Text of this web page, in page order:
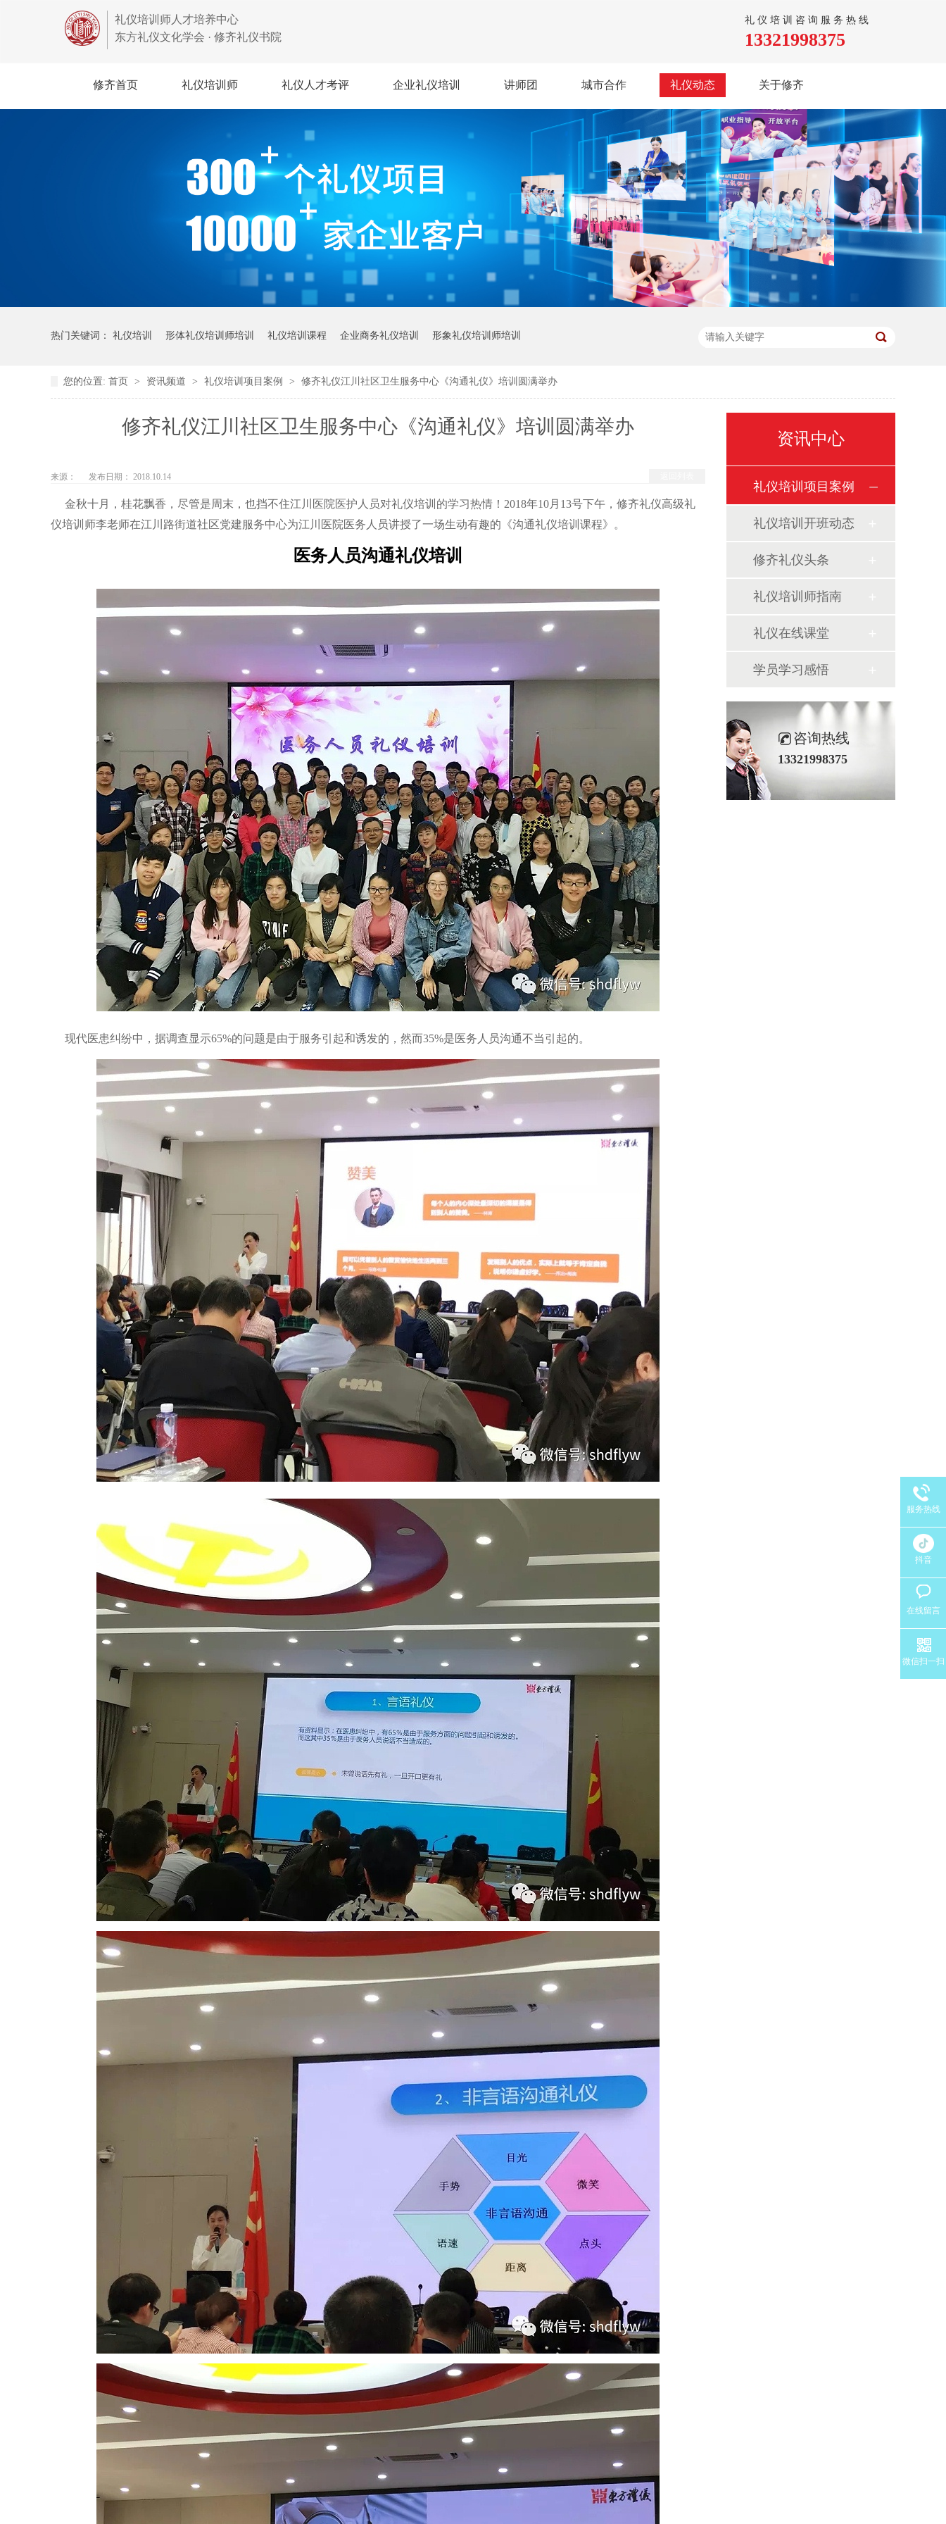
礼仪培训师人才培养中心
东方礼仪文化学会 · 修齐礼仪书院
礼仪培训咨询服务热线
13321998375
修齐首页 礼仪培训师 礼仪人才考评 企业礼仪培训 讲师团 城市合作 礼仪动态 关于修齐
热门关键词： 礼仪培训 形体礼仪培训师培训 礼仪培训课程 企业商务礼仪培训 形象礼仪培训师培训
您的位置: 首页 > 资讯频道 > 礼仪培训项目案例 > 修齐礼仪江川社区卫生服务中心《沟通礼仪》培训圆满举办
修齐礼仪江川社区卫生服务中心《沟通礼仪》培训圆满举办
来源： 发布日期： 2018.10.14
金秋十月，桂花飘香，尽管是周末，也挡不住江川医院医护人员对礼仪培训的学习热情！ 2018年10月13号下午，修齐礼仪高级礼
仪培训师李老师在江川路街道社区党建服务中心为江川医院医务人员讲授了一场生动有趣的《沟通礼仪培训课程》。
医务人员沟通礼仪培训
现代医患纠纷中，据调查显示65%的问题是由于服务引起和诱发的，然而35%是医务人员沟通不当引起的。
资讯中心
礼仪培训项目案例
礼仪培训开班动态
修齐礼仪头条
礼仪培训师指南
礼仪在线课堂
学员学习感悟
咨询热线
13321998375
服务热线
抖音
在线留言
微信扫一扫